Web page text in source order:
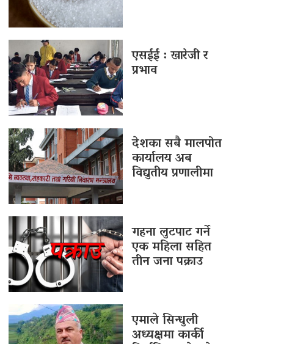
एसईई : खारेजी र
प्रभाव
देशका सबै मालपोत
कार्यालय अब
विद्युतीय प्रणालीमा
गहना लुटपाट गर्ने
एक महिला सहित
तीन जना पक्राउ
एमाले सिन्धुली
अध्यक्षमा कार्की